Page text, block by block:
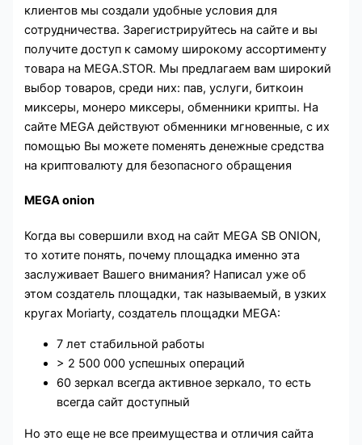
клиентов мы создали удобные условия для
сотрудничества. Зарегистрируйтесь на сайте и вы
получите доступ к самому широкому ассортименту
товара на MEGA.STOR. Мы предлагаем вам широкий
выбор товаров, среди них: пав, услуги, биткоин
миксеры, монеро миксеры, обменники крипты. На
сайте MEGA действуют обменники мгновенные, с их
помощью Вы можете поменять денежные средства
на криптовалюту для безопасного обращения
MEGA onion
Когда вы совершили вход на сайт MEGA SB ONION,
то хотите понять, почему площадка именно эта
заслуживает Вашего внимания? Написал уже об
этом создатель площадки, так называемый, в узких
кругах Moriarty, создатель площадки MEGA:
7 лет стабильной работы
> 2 500 000 успешных операций
60 зеркал всегда активное зеркало, то есть
всегда сайт доступный
Но это еще не все преимущества и отличия сайта